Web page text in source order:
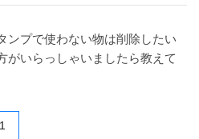
ンプで使わない物は削除したい
がいらっしゃいましたら教えて
1